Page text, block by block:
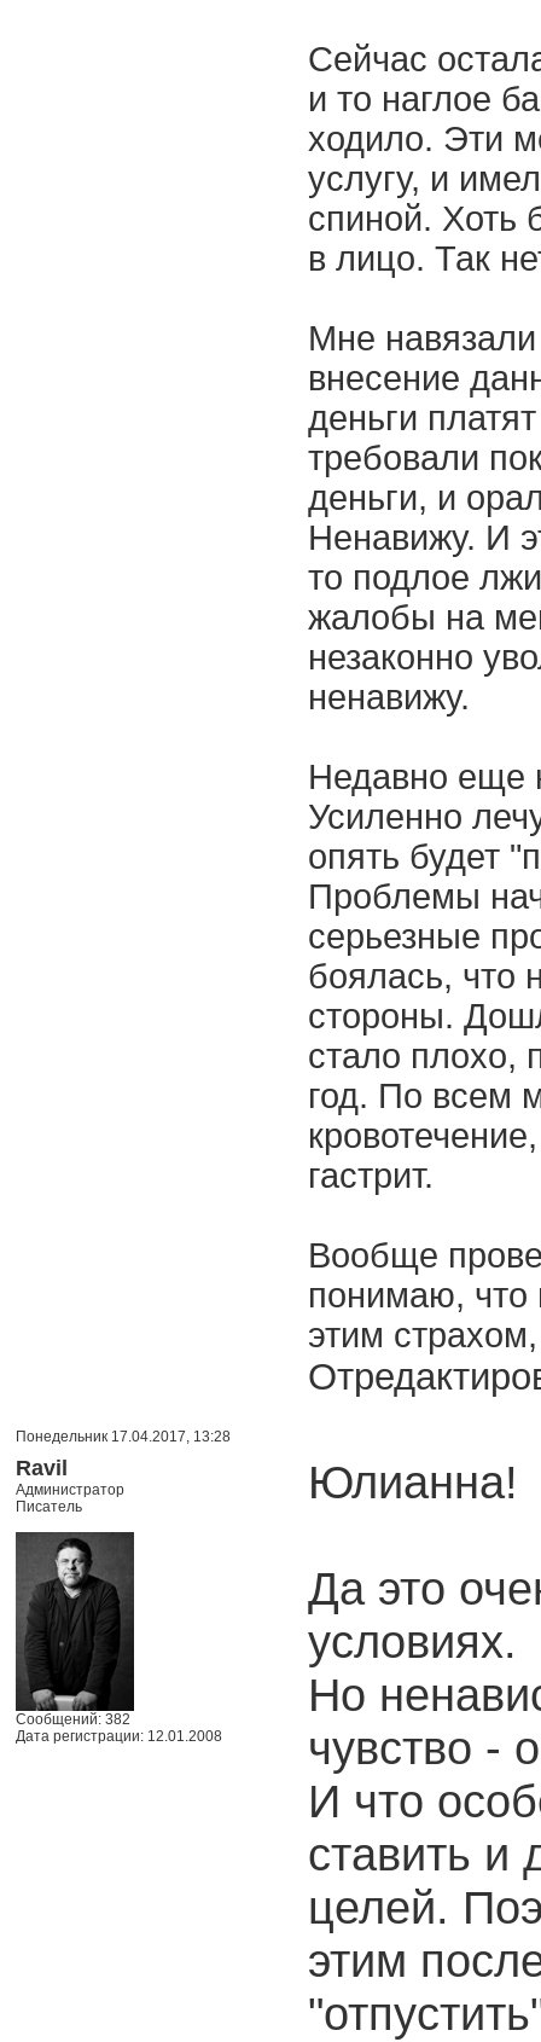
Сейчас
и то наглое
ходило. Эти
услугу, и
спиной. Хоть
в лицо. Так
Мне
внесение
деньги
требовали
деньги, и
Ненавижу. И
то подлое
жалобы на
незаконно
ненавижу.
Недавно еще
Усиленно
опять будет
Проблемы
серьезные
боялась, что
стороны.
стало плохо,
год. По всем
гастрит.
Вообще
понимаю, что
этим
Понедельник 17.04.2017, 13:28
Ravil
Администратор
Писатель
Сообщений: 382
Дата регистрации: 12.01.2008
Юлианна!
Да это
условиях.
Но
чувство -
И что
ставить и
целей.
этим